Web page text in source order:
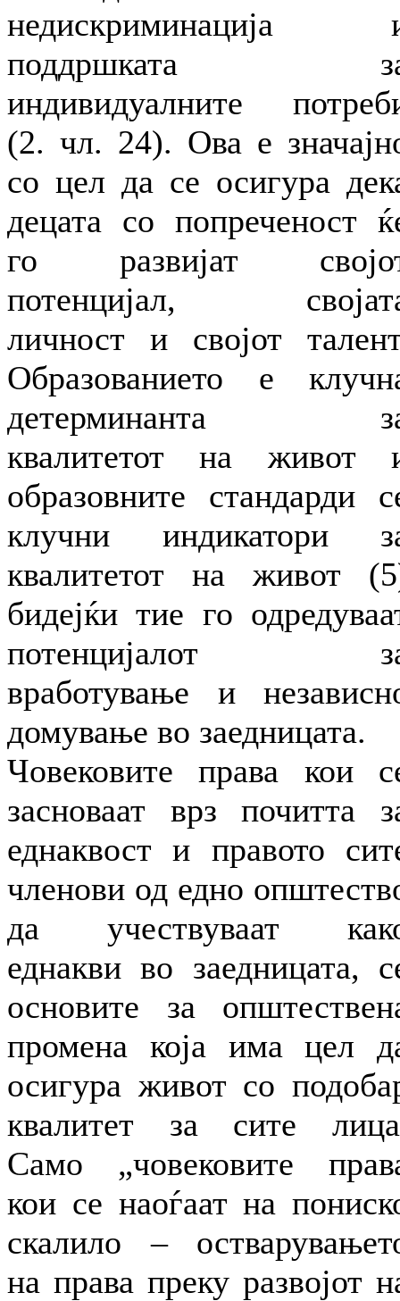
недискриминација
поддршката
индивидуалните
(2. чл. 24). Ова е
со цел да се осигура
децата со попреченост
го развијат
потенцијал,
личност и својот
Образованието е
детерминанта
квалитетот на живот
образовните стандарди
клучни индикатори
квалитетот на живот
бидејќи тие го
потенцијалот
вработување и
домување во заедницата.
Човековите права кои
засноваат врз почитта
еднаквост и правото
членови од едно
да учествуваат
еднакви во заедницата,
основите за
промена која има цел
осигура живот со
квалитет за сите
Само „човековите
кои се наоѓаат на
скалило –
на права преку развојот